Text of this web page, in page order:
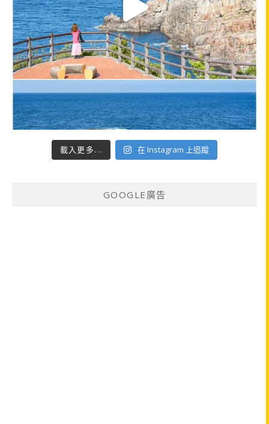
載入更多... 在 Instagram 上追蹤
GOOGLE廣告